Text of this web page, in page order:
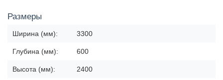
Размеры
Ширина (мм): 3300
Глубина (мм): 600
Высота (мм): 2400